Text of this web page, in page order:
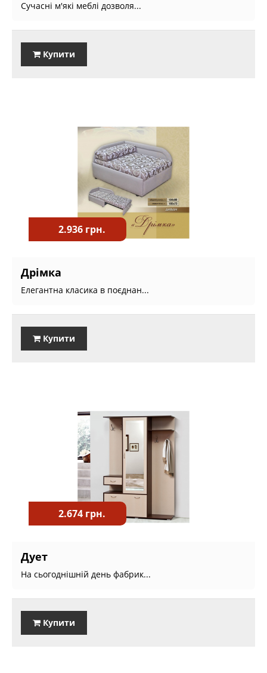
Сучасні м'які меблі дозволя...
Купити
2.936 грн.
Дрімка
Елегантна класика в поєднан...
Купити
2.674 грн.
Дует
На сьогоднішній день фабрик...
Купити